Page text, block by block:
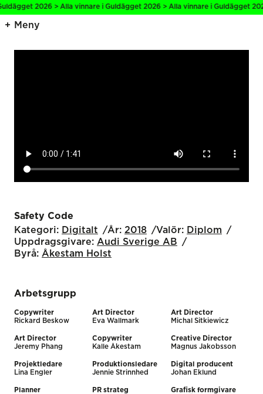
2026 > Alla vinnare i Guldägget 2026 > Alla vinnare i Guldägget
Meny
Safety Code
Kategori: Digitalt År: 2018 Valör: Diplom
Uppdragsgivare: Audi Sverige AB
Byrå: Åkestam Holst
Arbetsgrupp
Copywriter
Rickard Beskow
Art Director
Eva Wallmark
Art Director
Michal Sitkiewicz
Art Director
Jeremy Phang
Copywriter
Kalle Åkestam
Creative Director
Magnus Jakobsson
Projektledare
Lina Engler
Produktionsledare
Jennie Strinnhed
Digital producent
Johan Eklund
Planner
PR strateg
Grafisk formgivare